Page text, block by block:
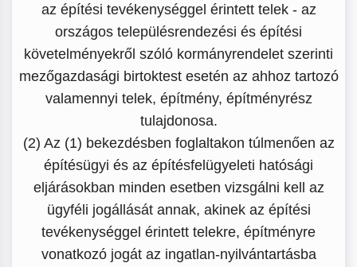
az építési tevékenységgel érintett telek - az
országos településrendezési és építési
követelményekről szóló kormányrendelet szerinti
mezőgazdasági birtoktest esetén az ahhoz tartozó
valamennyi telek, építmény, építményrész
tulajdonosa.
(2) Az (1) bekezdésben foglaltakon túlmenően az
építésügyi és az építésfelügyeleti hatósági
eljárásokban minden esetben vizsgálni kell az
ügyféli jogállását annak, akinek az építési
tevékenységgel érintett telekre, építményre
vonatkozó jogát az ingatlan-nyilvántartásba